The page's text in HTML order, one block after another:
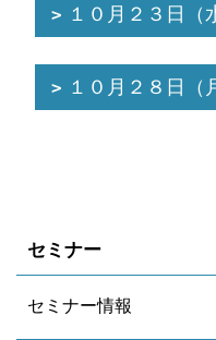
１０月２３日（
１０月２８日（
セミナー
セミナー情報